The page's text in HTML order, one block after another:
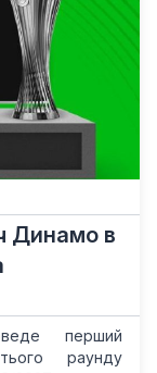
Динамо в
перший
раунду